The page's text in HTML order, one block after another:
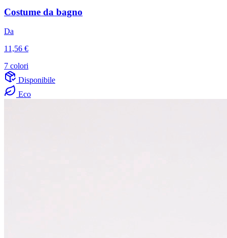
Costume da bagno
Da
11,56 €
7 colori
Disponibile
Eco